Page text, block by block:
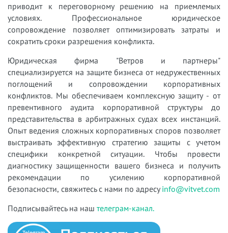
приводит к переговорному решению на приемлемых
условиях. Профессиональное юридическое
сопровождение позволяет оптимизировать затраты и
сократить сроки разрешения конфликта.
Юридическая фирма "Ветров и партнеры"
специализируется на защите бизнеса от недружественных
поглощений и сопровождении корпоративных
конфликтов. Мы обеспечиваем комплексную защиту - от
превентивного аудита корпоративной структуры до
представительства в арбитражных судах всех инстанций.
Опыт ведения сложных корпоративных споров позволяет
выстраивать эффективную стратегию защиты с учетом
специфики конкретной ситуации. Чтобы провести
диагностику защищенности вашего бизнеса и получить
рекомендации по усилению корпоративной
безопасности, свяжитесь с нами по адресуinfo@vitvet.com
Подписывайтесь на наш телеграм-канал.